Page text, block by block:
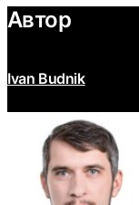
Автор
Ivan Budnik